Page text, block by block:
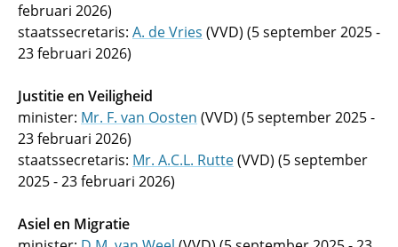
februari 2026)
staatssecretaris: A. de Vries (VVD) (5 september 2025 -
23 februari 2026)
Justitie en Veiligheid
minister: Mr. F. van Oosten (VVD) (5 september 2025 -
23 februari 2026)
staatssecretaris: Mr. A.C.L. Rutte(VVD) (5 september
2025 - 23 februari 2026)
Asiel en Migratie